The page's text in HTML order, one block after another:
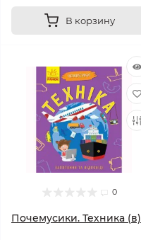
В корзину
0
Почемусики. Техника (в)